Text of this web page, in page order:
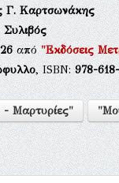
Γ. Καρτσωνάκης
Συλιβός
από"Εκδόσεις
, ISBN:978-
- Μαρτυρίες"